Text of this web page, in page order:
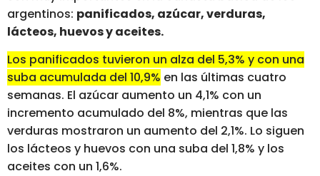
argentinos: panificados, azúcar, verduras,
lácteos, huevos y aceites.
Los panificados tuvieron un alza del 5,3% y con una
suba acumulada del 10,9% en las últimas cuatro
semanas. El azúcar aumento un 4,1% con un
incremento acumulado del 8%, mientras que las
verduras mostraron un aumento del 2,1%. Lo siguen
los lácteos y huevos con una suba del 1,8% y los
aceites con un 1,6%.